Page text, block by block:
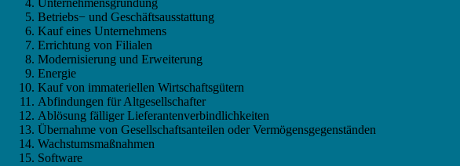
Unternehmensgründung
Betriebs− und Geschäftsausstattung
Kauf eines Unternehmens
Errichtung von Filialen
Modernisierung und Erweiterung
Energie
Kauf von immateriellen Wirtschaftsgütern
Abfindungen für Altgesellschafter
Ablösung fälliger Lieferantenverbindlichkeiten
Übernahme von Gesellschaftsanteilen oder Vermögensgegenständen
Wachstumsmaßnahmen
Software